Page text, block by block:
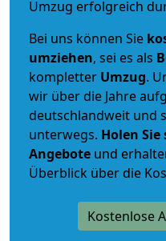
Umzug erfolgreich
Bei uns können Sie
umziehen, sei es als
kompletter Umzug.
wir über die Jahre
deutschlandweit und
unterwegs. Holen
Angebote und
Überblick über die
Kostenlose